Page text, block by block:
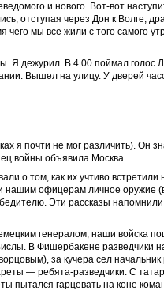
и нового. Вот-вот
отступая через Дон к Волге,
чего мы все жили с того самого
Я дежурил. В 4.00 поймал голос
Вышел на улицу. У дверей
я почти не мог различить). Он
войны объявила Москва.
о том, как их учтиво встретили
нашим офицерам личное оружие
Эти рассказы
генералом, наши войска
В Фишербакене разведчики
за кучера сел начальник
— ребята-разведчики. С
пытался гарцевать на коне